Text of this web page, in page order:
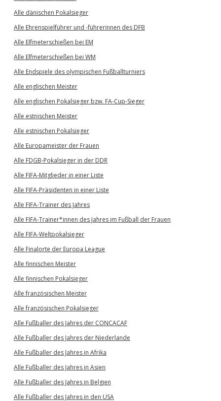
Alle dänischen Pokalsieger
Alle Ehrenspielführer und -führerinnen des DFB
Alle Elfmeterschießen bei EM
Alle Elfmeterschießen bei WM
Alle Endspiele des olympischen Fußballturniers
Alle englischen Meister
Alle englischen Pokalsieger bzw. FA-Cup-Sieger
Alle estnischen Meister
Alle estnischen Pokalsieger
Alle Europameister der Frauen
Alle FDGB-Pokalsieger in der DDR
Alle FIFA-Mitglieder in einer Liste
Alle FIFA-Präsidenten in einer Liste
Alle FIFA-Trainer des Jahres
Alle FIFA-Trainer*innen des Jahres im Fußball der Frauen
Alle FIFA-Weltpokalsieger
Alle Finalorte der Europa League
Alle finnischen Meister
Alle finnischen Pokalsieger
Alle französischen Meister
Alle französischen Pokalsieger
Alle Fußballer des Jahres der CONCACAF
Alle Fußballer des Jahres der Niederlande
Alle Fußballer des Jahres in Afrika
Alle Fußballer des Jahres in Asien
Alle Fußballer des Jahres in Belgien
Alle Fußballer des Jahres in den USA